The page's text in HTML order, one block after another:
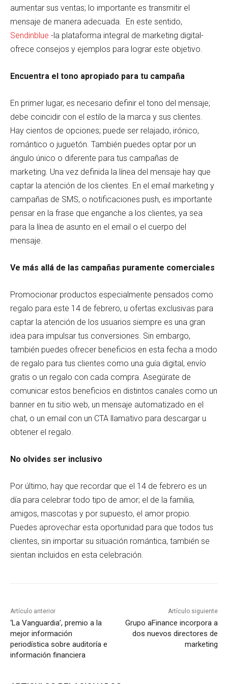
aumentar sus ventas; lo importante es transmitir el
mensaje de manera adecuada. En este sentido,
Sendinblue -la plataforma integral de marketing digital-
ofrece consejos y ejemplos para lograr este objetivo.
Encuentra el tono apropiado para tu campaña
En primer lugar, es necesario definir el tono del mensaje;
debe coincidir con el estilo de la marca y sus clientes.
Hay cientos de opciones; puede ser relajado, irónico,
romántico o juguetón. También puedes optar por un
ángulo único o diferente para tus campañas de
marketing. Una vez definida la línea del mensaje hay que
captar la atención de los clientes. En el email marketing y
campañas de SMS, o notificaciones push, es importante
pensar en la frase que enganche a los clientes, ya sea
para la línea de asunto en el email o el cuerpo del
mensaje.
Ve más allá de las campañas puramente comerciales
Promocionar productos especialmente pensados como
regalo para este 14 de febrero, u ofertas exclusivas para
captar la atención de los usuarios siempre es una gran
idea para impulsar tus conversiones. Sin embargo,
también puedes ofrecer beneficios en esta fecha a modo
de regalo para tus clientes como una guía digital, envío
gratis o un regalo con cada compra. Asegúrate de
comunicar estos beneficios en distintos canales como un
banner en tu sitio web, un mensaje automatizado en el
chat, o un email con un CTA llamativo para descargar u
obtener el regalo.
No olvides ser inclusivo
Por último, hay que recordar que el 14 de febrero es un
día para celebrar todo tipo de amor; el de la familia,
amigos, mascotas y por supuesto, el amor propio.
Puedes aprovechar esta oportunidad para que todos tus
clientes, sin importar su situación romántica, también se
sientan incluidos en esta celebración.
Artículo anterior
‘La Vanguardia’, premio a la
mejor información
periodística sobre auditoría e
información financiera
Artículo siguiente
Grupo aFinance incorpora a
dos nuevos directores de
marketing